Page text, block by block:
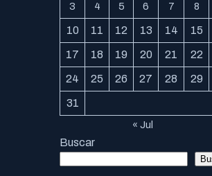
3 4 5 6 7 8
10 11 12 13 14 15
17 18 19 20 21 22
24 25 26 27 28 29
31
« Jul
Buscar